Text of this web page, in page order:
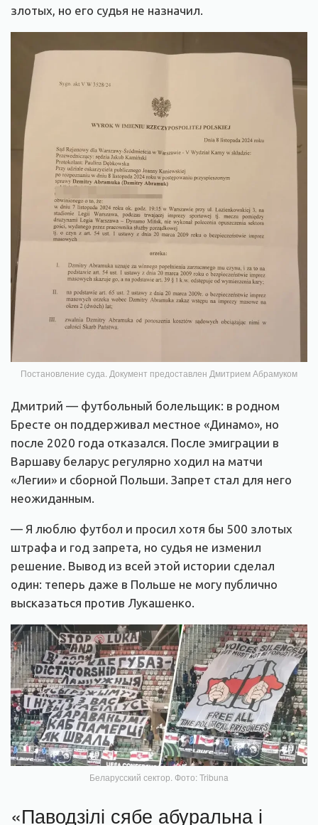
злотых, но его судья не назначил.
Постановление суда. Документ предоставлен Дмитрием Абрамуком
Дмитрий — футбольный болельщик: в родном
Бресте он поддерживал местное «Динамо», но
после 2020 года отказался. После эмиграции в
Варшаву беларус регулярно ходил на матчи
«Легии» и сборной Польши. Запрет стал для него
неожиданным.
— Я люблю футбол и просил хотя бы 500 злотых
штрафа и год запрета, но судья не изменил
решение. Вывод из всей этой истории сделал
один: теперь даже в Польше не могу публично
высказаться против Лукашенко.
Беларусский сектор. Фото: Tribuna
«Паводзілі сябе абуральна і